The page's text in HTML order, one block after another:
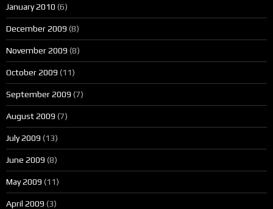
January 2010 (6)
December 2009 (8)
November 2009 (8)
October 2009 (11)
September 2009 (7)
August 2009 (7)
July 2009 (13)
June 2009 (8)
May 2009 (11)
April 2009 (3)